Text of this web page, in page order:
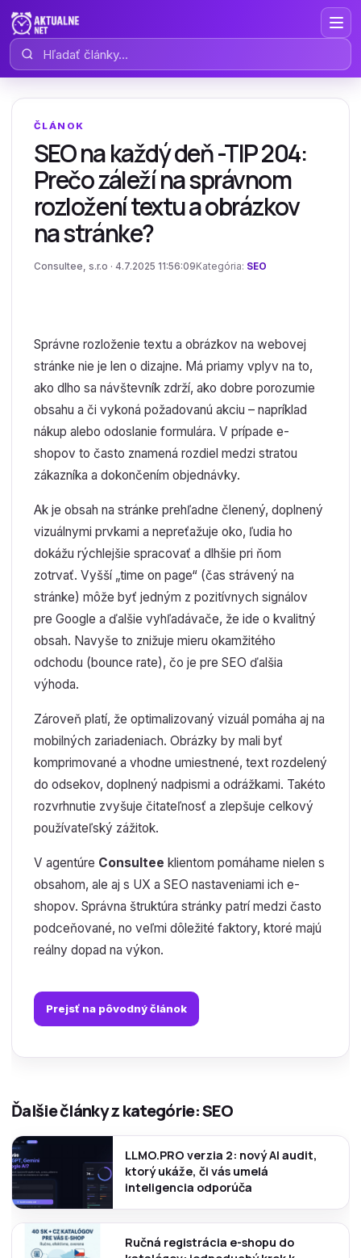
Hľadať články
ČLÁNOK
SEO na každý deň -TIP 204:
Prečo záleží na správnom
rozložení textu a obrázkov
na stránke?
Consultee, s.r.o · 4.7.2025 11:56:09 Kategória: SEO
Správne rozloženie textu a obrázkov na webovej
stránke nie je len o dizajne. Má priamy vplyv na to,
ako dlho sa návštevník zdrží, ako dobre porozumie
obsahu a či vykoná požadovanú akciu – napríklad
nákup alebo odoslanie formulára. V prípade e-
shopov to často znamená rozdiel medzi stratou
zákazníka a dokončením objednávky.
Ak je obsah na stránke prehľadne členený, doplnený
vizuálnymi prvkami a nepreťažuje oko, ľudia ho
dokážu rýchlejšie spracovať a dlhšie pri ňom
zotrvať. Vyšší „time on page“ (čas strávený na
stránke) môže byť jedným z pozitívnych signálov
pre Google a ďalšie vyhľadávače, že ide o kvalitný
obsah. Navyše to znižuje mieru okamžitého
odchodu (bounce rate), čo je pre SEO ďalšia
výhoda.
Zároveň platí, že optimalizovaný vizuál pomáha aj na
mobilných zariadeniach. Obrázky by mali byť
komprimované a vhodne umiestnené, text rozdelený
do odsekov, doplnený nadpismi a odrážkami. Takéto
rozvrhnutie zvyšuje čitateľnosť a zlepšuje celkový
používateľský zážitok.
V agentúre Consultee klientom pomáhame nielen s
obsahom, ale aj s UX a SEO nastaveniami ich e-
shopov. Správna štruktúra stránky patrí medzi často
podceňované, no veľmi dôležité faktory, ktoré majú
reálny dopad na výkon.
Prejsť na pôvodný článok
Ďalšie články z kategórie: SEO
LLMO.PRO verzia 2: nový AI audit,
ktorý ukáže, či vás umelá
inteligencia odporúča
Ručná registrácia e-shopu do